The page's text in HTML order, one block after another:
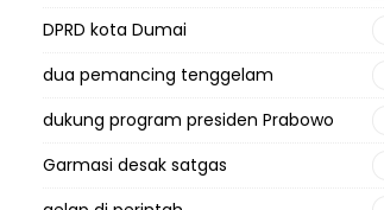
DPRD kota Dumai
dua pemancing tenggelam
dukung program presiden Prabowo
Garmasi desak satgas